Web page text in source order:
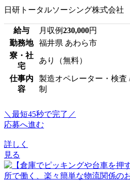
日研トータルソーシング株式会社
給与 月収例230,000円
勤務地
福井県 あわら市
寮・社
宅
あり（無料）
仕事内
容
製造オペレーター・検査
制
＼最短45秒で完了／
応募へ進む
詳しく
見る